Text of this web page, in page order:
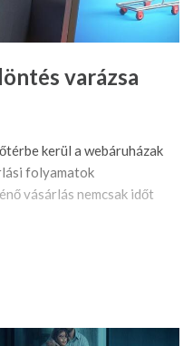
varázsa
kerül a webáruházak
folyamatok
vásárlás nemcsak időt